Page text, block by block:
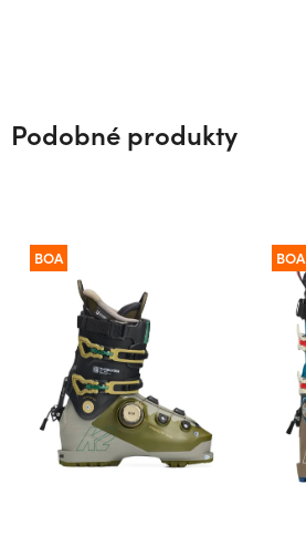
Podobné produkty
BOA BOA